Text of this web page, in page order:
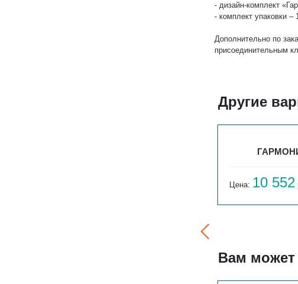
- дизайн-комплект
- комплект упаковки –
Дополнительно по
присоединительным
Другие
Цена: 10 552
Вам может